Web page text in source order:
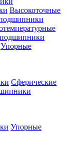
Высокоточные
Упорные
Сферические
Упорные